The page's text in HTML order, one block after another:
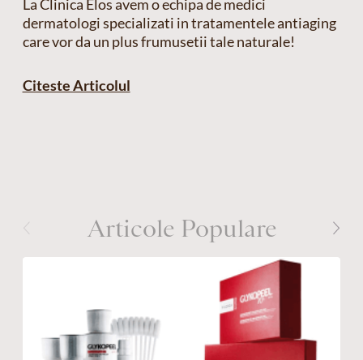
La Clinica Elos avem o echipa de medici
dermatologi specializati in tratamentele antiaging
care vor da un plus frumusetii tale naturale!
Citeste Articolul
Articole Populare